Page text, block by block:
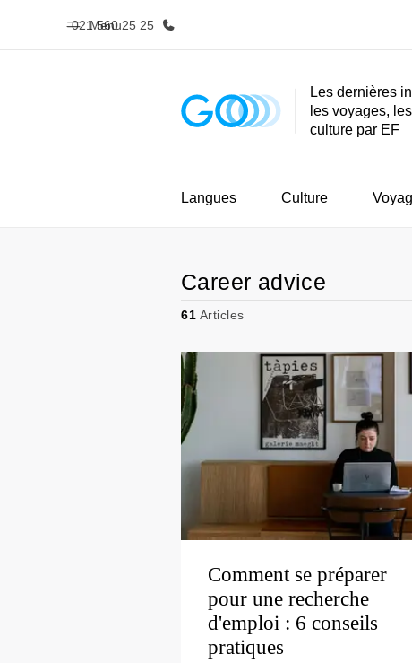
Menu
021 560 25 25
Accueil
Nos offres
Les dernières
les voyages,
culture par EF
Langues Culture
Career advice
61 Articles
Comment se préparer
pour une recherche
d'emploi : 6 conseils
pratiques